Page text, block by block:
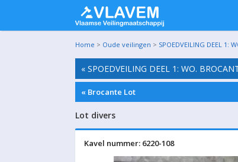
Home > Oude veilingen > SPOEDVEILING DEEL 1:
« SPOEDVEILING DEEL 1: WO.
« Brocante Lot
Lot divers
Kavel nummer: 6220-108